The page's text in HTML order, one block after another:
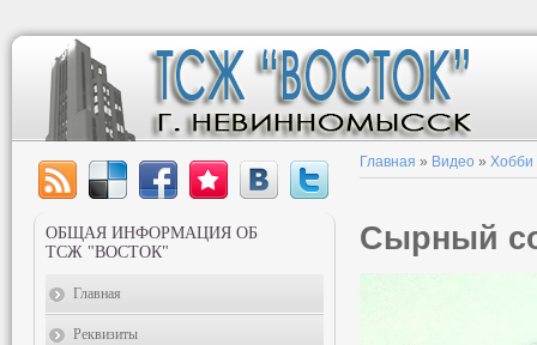
Главная » Видео » Хобби
Сырный
ОБЩАЯ ИНФОРМАЦИЯ ОБ
ТСЖ "ВОСТОК"
Главная
Реквизиты